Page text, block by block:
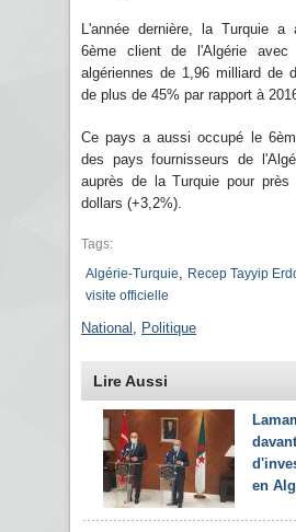
L'année dernière, la Turquie a
6ème client de l'Algérie avec
algériennes de 1,96 milliard de
de plus de 45% par rapport à
Ce pays a aussi occupé le
des pays fournisseurs de
auprès de la Turquie pour
dollars (+3,2%).
Tags:
Algérie-Turquie
Recep Tayyip
visite officielle
National Politique
Lire Aussi
en